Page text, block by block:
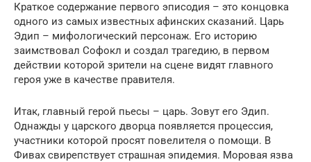
Краткое содержание первого эписодия – это концовка
одного из самых известных афинских сказаний. Царь
Эдип – мифологический персонаж. Его историю
заимствовал Софокл и создал трагедию, в первом
действии которой зрители на сцене видят главного
героя уже в качестве правителя.
Итак, главный герой пьесы – царь. Зовут его Эдип.
Однажды у царского дворца появляется процессия,
участники которой просят повелителя о помощи. В
Фивах свирепствует страшная эпидемия. Моровая язва